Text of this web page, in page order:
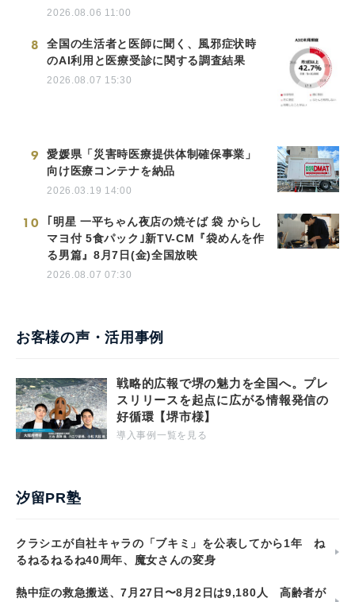
2026.08.06 11:00
8
全国の生活者と医師に聞く、風邪症状時
のAI利用と医療受診に関する調査結果
2026.08.07 15:30
9
愛媛県「災害時医療提供体制確保事業」
向け医療コンテナを納品
2026.03.19 14:00
10
｢明星 一平ちゃん夜店の焼そば 袋 からし
マヨ付 5食パック｣新TV-CM『袋めんを作
る男篇』8月7日(金)全国放映
2026.08.07 07:30
お客様の声・活用事例
戦略的広報で堺の魅力を全国へ。プレ
スリリースを起点に広がる情報発信の
好循環【堺市様】
導入事例一覧を見る
汐留PR塾
クラシエが自社キャラの「ブキミ」を公表してから1年 ね
るねるねるね40周年、魔女さんの変身
熱中症の救急搬送、7月27日〜8月2日は9,180人 高齢者が